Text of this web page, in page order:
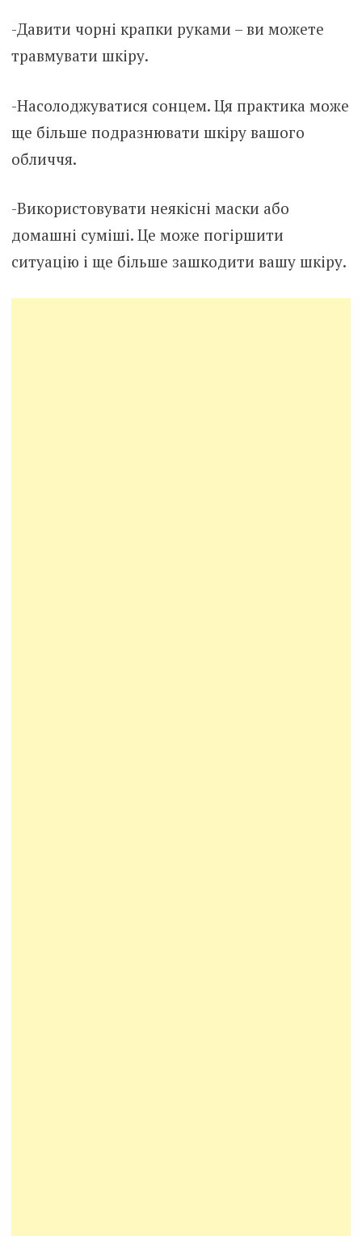
-Давити чорні крапки руками – ви можете
травмувати шкіру.
-Насолоджуватися сонцем. Ця практика може
ще більше подразнювати шкіру вашого
обличчя.
-Використовувати неякісні маски або
домашні суміші. Це може погіршити
ситуацію і ще більше зашкодити вашу шкіру.